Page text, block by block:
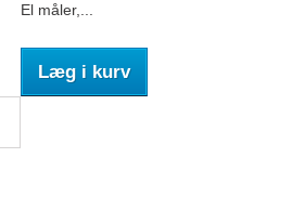
El måler,...
Læg i kurv